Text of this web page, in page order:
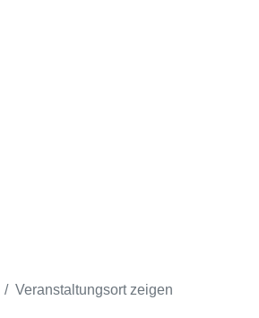
Veranstaltungsort zeigen